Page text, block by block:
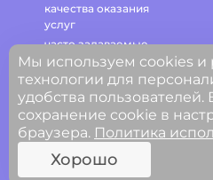
качества оказания
услуг
часто задаваемые
вопросы
регламент работы
сайта
© ГАОУ ДПО
«Институт
Мы используем cookies и
технологии для
удобства
сохранение cookie в
браузера. Политика
Хорошо